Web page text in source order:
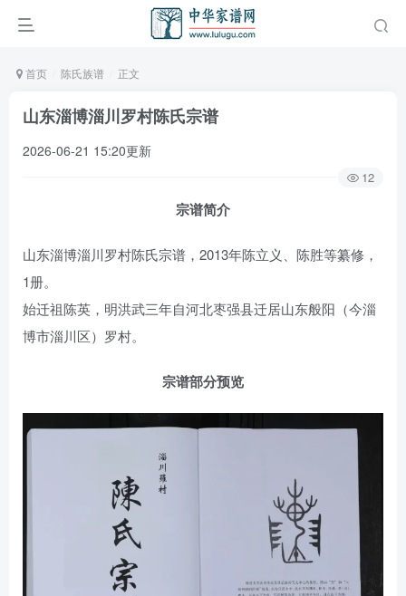
首页 陈氏族谱 正文
山东淄博淄川罗村陈氏宗谱
2026-06-21 15:20更新
12
宗谱简介
山东淄博淄川罗村陈氏宗谱，2013年陈立义、陈胜等纂修，
1册。
始迁祖陈英，明洪武三年自河北枣强县迁居山东般阳（今淄
博市淄川区）罗村。
宗谱部分预览